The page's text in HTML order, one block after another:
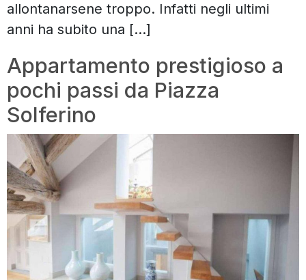
allontanarsene troppo. Infatti negli ultimi
anni ha subito una […]
Appartamento prestigioso a
pochi passi da Piazza
Solferino